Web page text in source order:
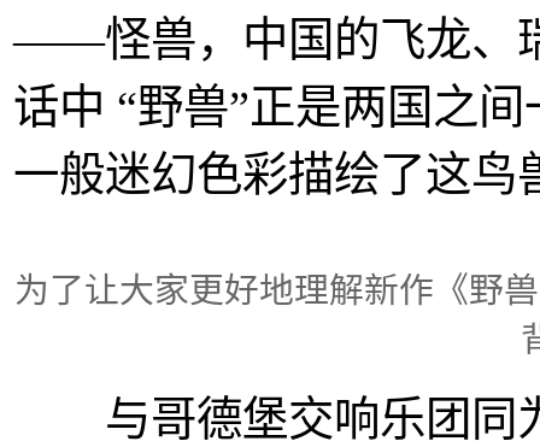
——怪兽，中国的飞龙、
话中 “野兽”正是两国之
一般迷幻色彩描绘了这鸟
为了让大家更好地理解新作《野
与哥德堡交响乐团同